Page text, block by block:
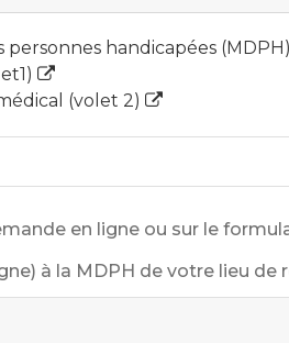
handicapées (MDPH)
(volet 2)
en ligne ou sur le
à la MDPH de votre lieu de